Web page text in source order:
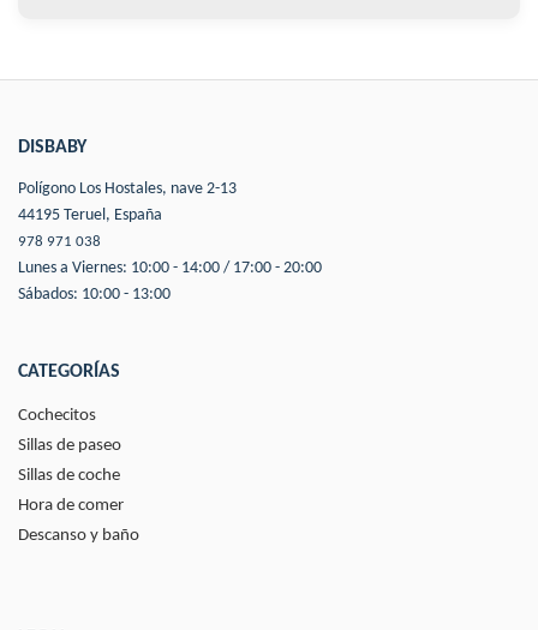
DISBABY
Polígono Los Hostales, nave 2-13
44195 Teruel, España
978 971 038
Lunes a Viernes: 10:00 - 14:00 / 17:00 - 20:00
Sábados: 10:00 - 13:00
CATEGORÍAS
Cochecitos
Sillas de paseo
Sillas de coche
Hora de comer
Descanso y baño